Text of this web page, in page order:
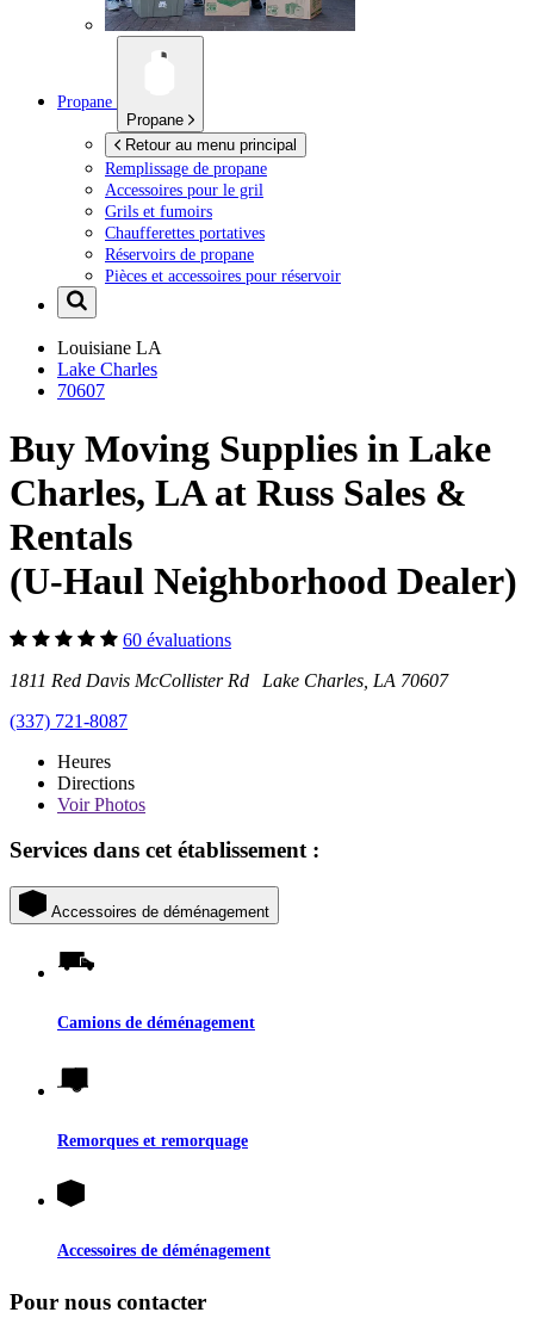
Propane
Propane
Retour au menu principal
Remplissage de propane
Accessoires pour le gril
Grils et fumoirs
Chaufferettes portatives
Réservoirs de propane
Pièces et accessoires pour réservoir
Louisiane LA
Lake Charles
70607
Buy Moving Supplies in Lake
Charles, LA at Russ Sales &
Rentals
(U-Haul Neighborhood Dealer)
60 évaluations
1811 Red Davis McCollister Rd Lake Charles, LA 70607
(337) 721-8087
Heures
Directions
VoirPhotos
Services dans cet établissement :
Accessoires de déménagement
Camions de déménagement
Remorques et remorquage
Accessoires de déménagement
Pour nous contacter